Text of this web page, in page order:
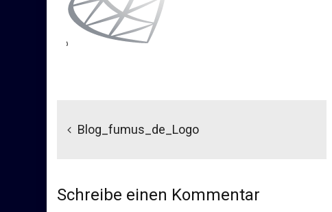
Blog_fumus_de_Logo
Schreibe einen Kommentar